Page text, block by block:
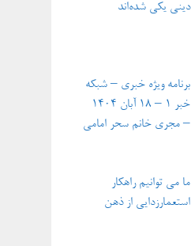
دینی یکی شده‌اند
برنامه ویژه خبری – شبکه
خبر ۱ – ۱۸ آبان ۱۴۰۴
– مجری خانم سحر امامی
ما می توانیم راهکار
استعمارزدایی از ذهن